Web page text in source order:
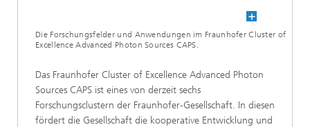
Die Forschungsfelder und Anwendungen im Fraunhofer Cluster of
Excellence Advanced Photon Sources CAPS.
Das Fraunhofer Cluster of Excellence Advanced Photon
Sources CAPS ist eines von derzeit sechs
Forschungsclustern der Fraunhofer-Gesellschaft. In diesen
fördert die Gesellschaft die kooperative Entwicklung und